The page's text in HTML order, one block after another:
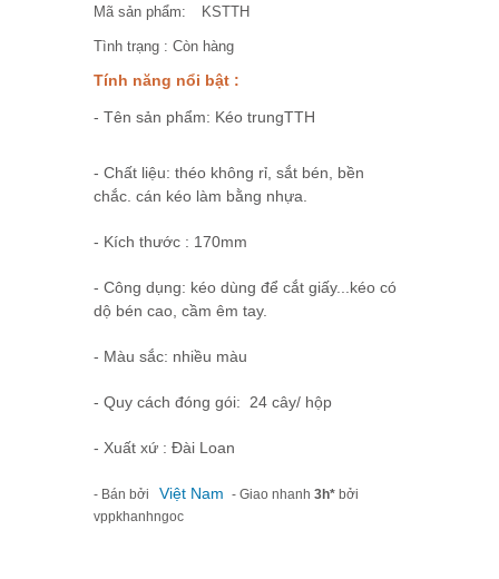
Mã sản phẩm: KSTTH
Tình trạng : Còn hàng
Tính năng nổi bật :
- Tên sản phẩm: Kéo trungTTH
- Chất liệu: théo không rỉ, sắt bén, bền
chắc. cán kéo làm bằng nhựa.
- Kích thước : 170mm
- Công dụng: kéo dùng để cắt giấy...kéo có
dộ bén cao, cầm êm tay.
- Màu sắc: nhiều màu
- Quy cách đóng gói: 24 cây/ hộp
- Xuất xứ : Đài Loan
- Bán bởi Việt Nam - Giao nhanh 3h* bởi
vppkhanhngoc